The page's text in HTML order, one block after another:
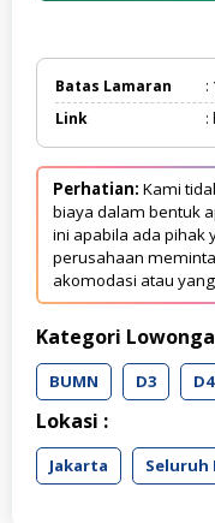
Batas Lamaran
:
Link
:
Perhatian: Kami
biaya dalam bentuk
ini apabila ada pihak
perusahaan
akomodasi atau
Kategori
BUMN D3 D4
Lokasi :
Jakarta Seluruh